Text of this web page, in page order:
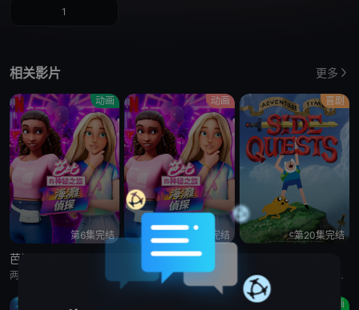
1
相关影片 更多
动画
第6集完结
动画
第6集完结
喜剧
第20集完结
萨沙·奈特,约翰·迪·马吉欧,汤姆·肯尼,海登·瓦尔希,奥利维亚·奥尔森,杨泫贞
动画